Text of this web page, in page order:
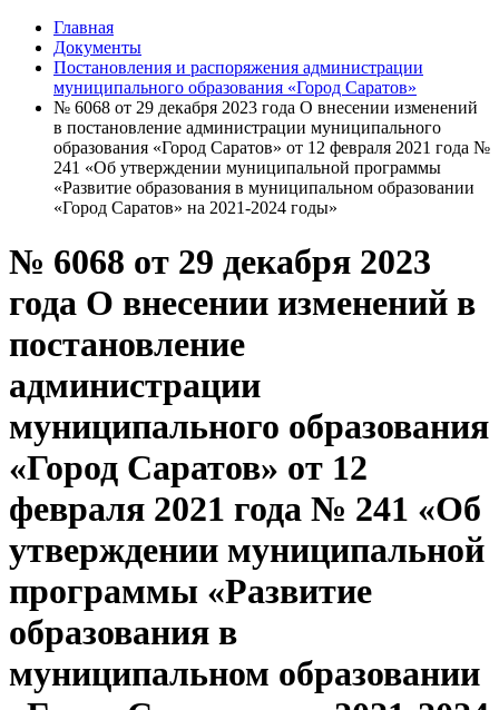
Главная
Документы
Постановления и распоряжения администрации
муниципального образования «Город Саратов»
№ 6068 от 29 декабря 2023 года О внесении изменений
в постановление администрации муниципального
образования «Город Саратов» от 12 февраля 2021 года №
241 «Об утверждении муниципальной программы
«Развитие образования в муниципальном образовании
«Город Саратов» на 2021-2024 годы»
№ 6068 от 29 декабря 2023
года О внесении изменений в
постановление
администрации
муниципального образования
«Город Саратов» от 12
февраля 2021 года № 241 «Об
утверждении муниципальной
программы «Развитие
образования в
муниципальном образовании